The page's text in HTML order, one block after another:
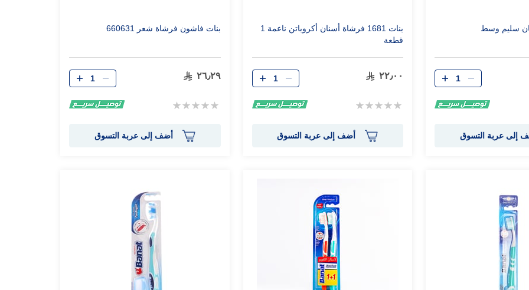
سليم وسط
الكمية
إلى عربة التسوق
بنات 1681 فرشاة أسنان أكروباتن ناعمة 1
قطعة
٢٢٫٠٠
Rating:
الكمية
أضف إلى عربة التسوق
بنات فاشون فرشاة شعر 660631
٢٦٫٢٩
Rating:
الكمية
أضف إلى عربة التسوق